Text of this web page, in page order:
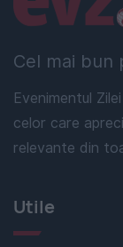
Cel mai bun
Evenimentul
celor care
relevante din
Utile